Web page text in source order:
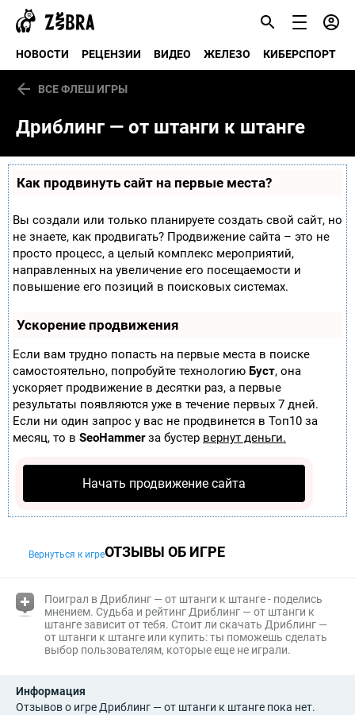
НОВОСТИ РЕЦЕНЗИИ ВИДЕО ЖЕЛЕЗО КИБЕРСПОРТ
ВСЕ ФЛЕШ ИГРЫ
Дриблинг — от штанги к штанге
Как продвинуть сайт на первые места?
Вы создали или только планируете создать свой сайт, но
не знаете, как продвигать? Продвижение сайта – это не
просто процесс, а целый комплекс мероприятий,
направленных на увеличение его посещаемости и
повышение его позиций в поисковых системах.
Ускорение продвижения
Если вам трудно попасть на первые места в поиске
самостоятельно, попробуйте технологию Буст, она
ускоряет продвижение в десятки раз, а первые
результаты появляются уже в течение первых 7 дней.
Если ни один запрос у вас не продвинется в Топ10 за
месяц, то в SeoHammerза бустер вернут деньги.
Начать продвижение сайта
Вернуться к игреОТЗЫВЫ ОБ ИГРЕ
Поиграл в Дриблинг — от штанги к штанге - поделись
мнением. Судьба и рейтинг Дриблинг — от штанги к
штанге зависит от тебя. Стоит ли скачать Дриблинг —
от штанги к штанге или купить: ты поможешь сделать
выбор пользователям, которые еще не играли.
Информация
Отзывов о игре Дриблинг — от штанги к штанге пока нет.